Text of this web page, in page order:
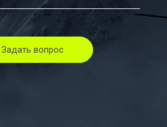
Задать вопрос